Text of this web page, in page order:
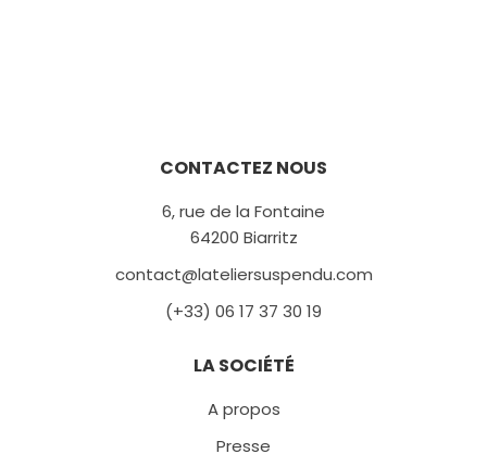
CONTACTEZ NOUS
6, rue de la Fontaine
64200 Biarritz
contact@lateliersuspendu.com
(+33) 06 17 37 30 19
LA SOCIÉTÉ
A propos
Presse